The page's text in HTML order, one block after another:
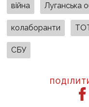
війна Луганська
колаборанти
СБУ